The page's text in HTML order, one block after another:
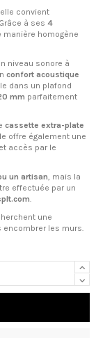
convient
à ses 4
homogène
niveau sonore à
confort acoustique
dans un plafond
mm parfaitement
cassette extra-plate
offre également une
accès par le
un artisan, mais la
effectuée par un
.
une
encombrer les murs.